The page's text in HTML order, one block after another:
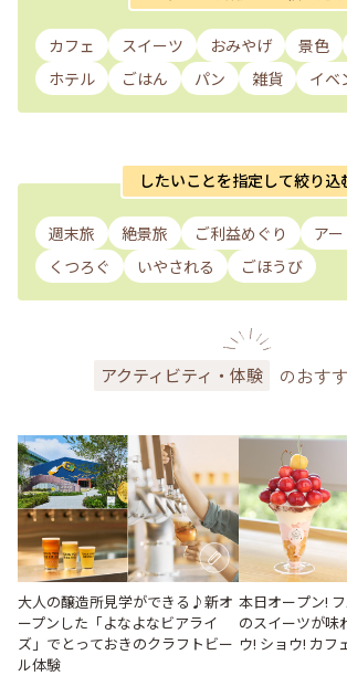
カフェ スイーツ おみやげ 景色
ホテル
ごはん パン 雑貨 イベ
したいことを指定して絞り込
週末旅 絶景旅 ご利益めぐり
ア
くつろぐ
いやされる ごほうび
アクティビティ・体験 のおす
大人の醸造所見学ができる♪新オ
ープンした「よなよなビアライ
ズ」でとっておきのクラフトビー
ル体験
本日オープン!
のスイーツが味
ウ! ショウ! カフ